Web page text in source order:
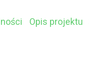
Opis projektu